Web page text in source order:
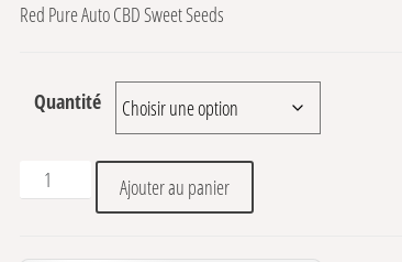
Red Pure Auto CBD Sweet Seeds
Quantité
quantité de Red Pure Auto CBD Sweet Seeds
Ajouter au panier